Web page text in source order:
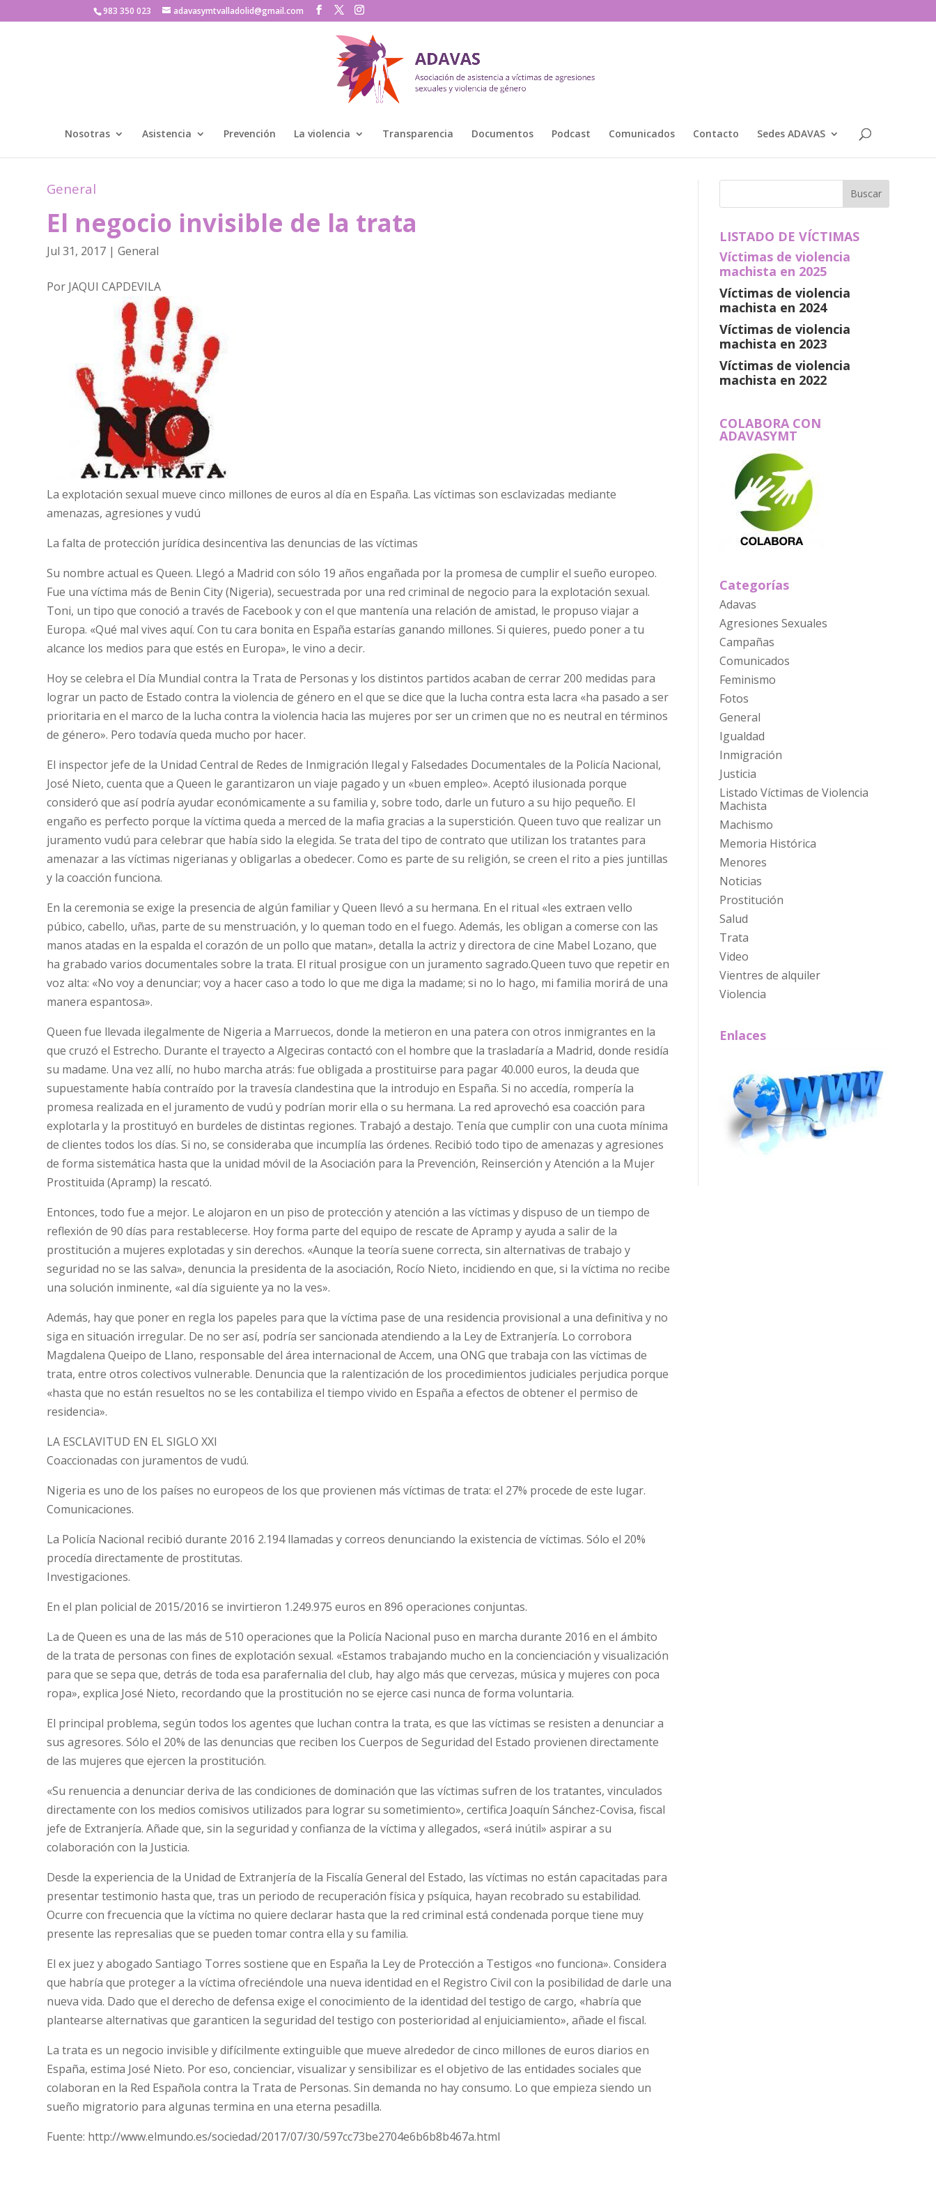
983 350 023 adavasymtvalladolid@gmail.com
Nosotras Asistencia Prevención La violencia Transparencia Documentos Podcast Comunicados Contacto Sedes ADAVAS
General
El negocio invisible de la trata
Jul 31, 2017 |General
Por JAQUI CAPDEVILA
La explotación sexual mueve cinco millones de euros al día en España. Las víctimas son esclavizadas mediante
amenazas, agresiones y vudú
La falta de protección jurídica desincentiva las denuncias de las víctimas
Su nombre actual es Queen. Llegó a Madrid con sólo 19 años engañada por la promesa de cumplir el sueño europeo.
Fue una víctima más de Benin City (Nigeria), secuestrada por una red criminal de negocio para la explotación sexual.
Toni, un tipo que conoció a través de Facebook y con el que mantenía una relación de amistad, le propuso viajar a
Europa. «Qué mal vives aquí. Con tu cara bonita en España estarías ganando millones. Si quieres, puedo poner a tu
alcance los medios para que estés en Europa», le vino a decir.
Hoy se celebra el Día Mundial contra la Trata de Personas y los distintos partidos acaban de cerrar 200 medidas para
lograr un pacto de Estado contra la violencia de género en el que se dice que la lucha contra esta lacra «ha pasado a ser
prioritaria en el marco de la lucha contra la violencia hacia las mujeres por ser un crimen que no es neutral en términos
de género». Pero todavía queda mucho por hacer.
El inspector jefe de la Unidad Central de Redes de Inmigración Ilegal y Falsedades Documentales de la Policía Nacional,
José Nieto, cuenta que a Queen le garantizaron un viaje pagado y un «buen empleo». Aceptó ilusionada porque
consideró que así podría ayudar económicamente a su familia y, sobre todo, darle un futuro a su hijo pequeño. El
engaño es perfecto porque la víctima queda a merced de la mafia gracias a la superstición. Queen tuvo que realizar un
juramento vudú para celebrar que había sido la elegida. Se trata del tipo de contrato que utilizan los tratantes para
amenazar a las víctimas nigerianas y obligarlas a obedecer. Como es parte de su religión, se creen el rito a pies juntillas
y la coacción funciona.
En la ceremonia se exige la presencia de algún familiar y Queen llevó a su hermana. En el ritual «les extraen vello
púbico, cabello, uñas, parte de su menstruación, y lo queman todo en el fuego. Además, les obligan a comerse con las
manos atadas en la espalda el corazón de un pollo que matan», detalla la actriz y directora de cine Mabel Lozano, que
ha grabado varios documentales sobre la trata. El ritual prosigue con un juramento sagrado.Queen tuvo que repetir en
voz alta: «No voy a denunciar; voy a hacer caso a todo lo que me diga la madame; si no lo hago, mi familia morirá de una
manera espantosa».
Queen fue llevada ilegalmente de Nigeria a Marruecos, donde la metieron en una patera con otros inmigrantes en la
que cruzó el Estrecho. Durante el trayecto a Algeciras contactó con el hombre que la trasladaría a Madrid, donde residía
su madame. Una vez allí, no hubo marcha atrás: fue obligada a prostituirse para pagar 40.000 euros, la deuda que
supuestamente había contraído por la travesía clandestina que la introdujo en España. Si no accedía, rompería la
promesa realizada en el juramento de vudú y podrían morir ella o su hermana. La red aprovechó esa coacción para
explotarla y la prostituyó en burdeles de distintas regiones. Trabajó a destajo. Tenía que cumplir con una cuota mínima
de clientes todos los días. Si no, se consideraba que incumplía las órdenes. Recibió todo tipo de amenazas y agresiones
de forma sistemática hasta que la unidad móvil de la Asociación para la Prevención, Reinserción y Atención a la Mujer
Prostituida (Apramp) la rescató.
Entonces, todo fue a mejor. Le alojaron en un piso de protección y atención a las víctimas y dispuso de un tiempo de
reflexión de 90 días para restablecerse. Hoy forma parte del equipo de rescate de Apramp y ayuda a salir de la
prostitución a mujeres explotadas y sin derechos. «Aunque la teoría suene correcta, sin alternativas de trabajo y
seguridad no se las salva», denuncia la presidenta de la asociación, Rocío Nieto, incidiendo en que, si la víctima no recibe
una solución inminente, «al día siguiente ya no la ves».
Además, hay que poner en regla los papeles para que la víctima pase de una residencia provisional a una definitiva y no
siga en situación irregular. De no ser así, podría ser sancionada atendiendo a la Ley de Extranjería. Lo corrobora
Magdalena Queipo de Llano, responsable del área internacional de Accem, una ONG que trabaja con las víctimas de
trata, entre otros colectivos vulnerable. Denuncia que la ralentización de los procedimientos judiciales perjudica porque
«hasta que no están resueltos no se les contabiliza el tiempo vivido en España a efectos de obtener el permiso de
residencia».
LA ESCLAVITUD EN EL SIGLO XXI
Coaccionadas con juramentos de vudú.
Nigeria es uno de los países no europeos de los que provienen más víctimas de trata: el 27% procede de este lugar.
Comunicaciones.
La Policía Nacional recibió durante 2016 2.194 llamadas y correos denunciando la existencia de víctimas. Sólo el 20%
procedía directamente de prostitutas.
Investigaciones.
En el plan policial de 2015/2016 se invirtieron 1.249.975 euros en 896 operaciones conjuntas.
La de Queen es una de las más de 510 operaciones que la Policía Nacional puso en marcha durante 2016 en el ámbito
de la trata de personas con fines de explotación sexual. «Estamos trabajando mucho en la concienciación y visualización
para que se sepa que, detrás de toda esa parafernalia del club, hay algo más que cervezas, música y mujeres con poca
ropa», explica José Nieto, recordando que la prostitución no se ejerce casi nunca de forma voluntaria.
El principal problema, según todos los agentes que luchan contra la trata, es que las víctimas se resisten a denunciar a
sus agresores. Sólo el 20% de las denuncias que reciben los Cuerpos de Seguridad del Estado provienen directamente
de las mujeres que ejercen la prostitución.
«Su renuencia a denunciar deriva de las condiciones de dominación que las víctimas sufren de los tratantes, vinculados
directamente con los medios comisivos utilizados para lograr su sometimiento», certifica Joaquín Sánchez-Covisa, fiscal
jefe de Extranjería. Añade que, sin la seguridad y confianza de la víctima y allegados, «será inútil» aspirar a su
colaboración con la Justicia.
Desde la experiencia de la Unidad de Extranjería de la Fiscalía General del Estado, las víctimas no están capacitadas para
presentar testimonio hasta que, tras un periodo de recuperación física y psíquica, hayan recobrado su estabilidad.
Ocurre con frecuencia que la víctima no quiere declarar hasta que la red criminal está condenada porque tiene muy
presente las represalias que se pueden tomar contra ella y su familia.
El ex juez y abogado Santiago Torres sostiene que en España la Ley de Protección a Testigos «no funciona». Considera
que habría que proteger a la víctima ofreciéndole una nueva identidad en el Registro Civil con la posibilidad de darle una
nueva vida. Dado que el derecho de defensa exige el conocimiento de la identidad del testigo de cargo, «habría que
plantearse alternativas que garanticen la seguridad del testigo con posterioridad al enjuiciamiento», añade el fiscal.
La trata es un negocio invisible y difícilmente extinguible que mueve alrededor de cinco millones de euros diarios en
España, estima José Nieto. Por eso, concienciar, visualizar y sensibilizar es el objetivo de las entidades sociales que
colaboran en la Red Española contra la Trata de Personas. Sin demanda no hay consumo. Lo que empieza siendo un
sueño migratorio para algunas termina en una eterna pesadilla.
Fuente: http://www.elmundo.es/sociedad/2017/07/30/597cc73be2704e6b6b8b467a.html
LISTADO DE VÍCTIMAS
Víctimas de violencia
machista en 2025
Víctimas de violencia
machista en 2024
Víctimas de violencia
machista en 2023
Víctimas de violencia
machista en 2022
COLABORA CON
ADAVASYMT
Categorías
Adavas
Agresiones Sexuales
Campañas
Comunicados
Feminismo
Fotos
General
Igualdad
Inmigración
Justicia
Listado Víctimas de Violencia
Machista
Machismo
Memoria Histórica
Menores
Noticias
Prostitución
Salud
Trata
Video
Vientres de alquiler
Violencia
Enlaces